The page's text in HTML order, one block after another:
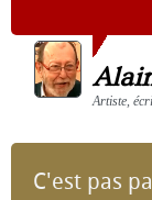
Artiste,
C'est pas